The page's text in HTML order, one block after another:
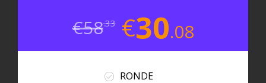
€58.33 €30.08
RONDE